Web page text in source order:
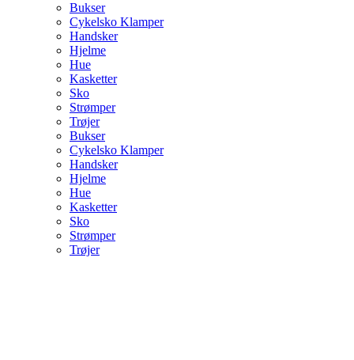
Bukser
Cykelsko Klamper
Handsker
Hjelme
Hue
Kasketter
Sko
Strømper
Trøjer
Bukser
Cykelsko Klamper
Handsker
Hjelme
Hue
Kasketter
Sko
Strømper
Trøjer